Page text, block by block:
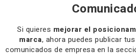
Si quieres mejorar el
marca, ahora puedes publicar
comunicados de empresa en la